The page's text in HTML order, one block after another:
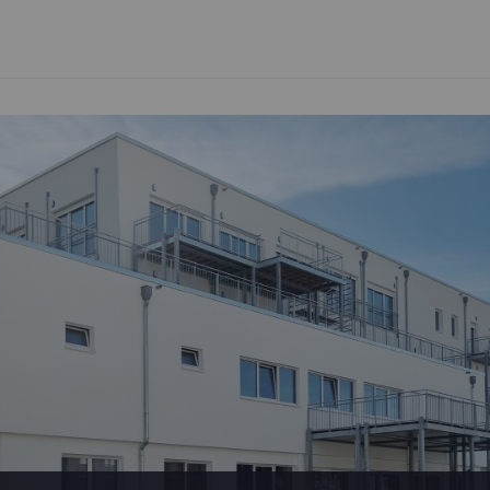
Stadium Rapid-
System KAN-
περισσότερα